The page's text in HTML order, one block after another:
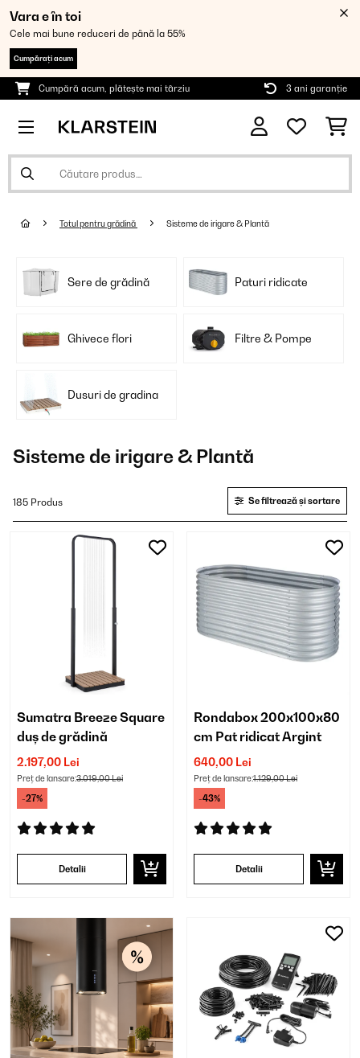
Vara e în toi
Cele mai bune reduceri de până la 55%
Cumpărați acum
Cumpără acum, plătește mai târziu 3 ani garanție
Totul pentru grădină Sisteme de irigare & Plantă
Sere de grădină Paturi ridicate
Ghivece flori Filtre & Pompe
Dusuri de gradina
Sisteme de irigare & Plantă
185 Produs Se filtrează și sortare
Sumatra Breeze Square
duș de grădină
2.197,00 Lei
Preț de lansare:3.019,00 Lei
-27%
Detalii
Rondabox 200x100x80
cm Pat ridicat Argint
640,00 Lei
Preț de lansare:1.129,00 Lei
-43%
Detalii